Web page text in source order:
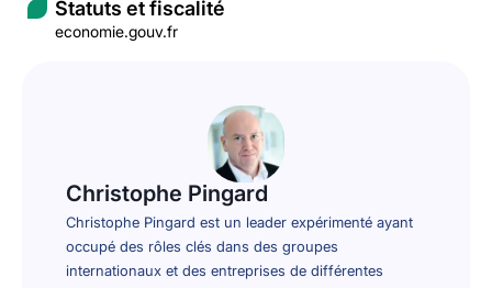
Statuts et fiscalité
economie.gouv.fr
Christophe Pingard
Christophe Pingard est un leader expérimenté ayant
occupé des rôles clés dans des groupes
internationaux et des entreprises de différentes